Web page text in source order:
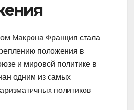
Макрона Франция стала
положения в
и мировой политике в
одним из самых
политиков